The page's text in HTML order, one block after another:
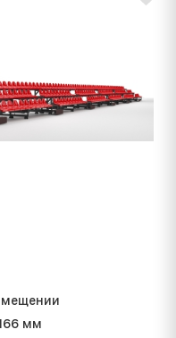
мм